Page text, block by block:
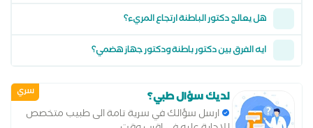
هل يعالج دكتور الباطنة ارتجاع المريء؟
ايه الفرق بين دكتور باطنة ودكتور جهاز هضمي؟
سري لديك سؤال طبي؟
ارسل سؤالك في سرية تامة الى طبيب متخصص